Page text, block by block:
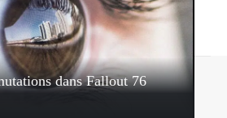
dans Fallout 76
Mentions légales Sitemap